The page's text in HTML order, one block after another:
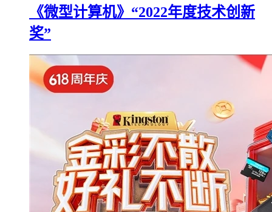
《微型计算机》“2022年度技术创新
奖”